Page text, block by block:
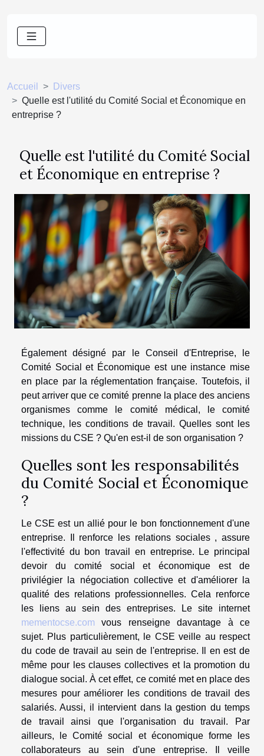
Accueil
Divers
Quelle est l'utilité du Comité Social et Économique en
entreprise ?
Quelle est l'utilité du Comité Social
et Économique en entreprise ?
Également désigné par le Conseil d'Entreprise, le
Comité Social et Économique est une instance mise
en place par la réglementation française. Toutefois, il
peut arriver que ce comité prenne la place des anciens
organismes comme le comité médical, le comité
technique, les conditions de travail. Quelles sont les
missions du CSE ? Qu'en est-il de son organisation ?
Quelles sont les responsabilités
du Comité Social et Économique
?
Le CSE est un allié pour le bon fonctionnement d'une
entreprise. Il renforce les relations sociales , assure
l'effectivité du bon travail en entreprise. Le principal
devoir du comité social et économique est de
privilégier la négociation collective et d'améliorer la
qualité des relations professionnelles. Cela renforce
les liens au sein des entreprises. Le site internet
mementocse.com vous renseigne davantage à ce
sujet. Plus particulièrement, le CSE veille au respect
du code de travail au sein de l'entreprise. Il en est de
même pour les clauses collectives et la promotion du
dialogue social. À cet effet, ce comité met en place des
mesures pour améliorer les conditions de travail des
salariés. Aussi, il intervient dans la gestion du temps
de travail ainsi que l'organisation du travail. Par
ailleurs, le Comité social et économique forme les
collaborateurs au sein d'une entreprise. Il veille